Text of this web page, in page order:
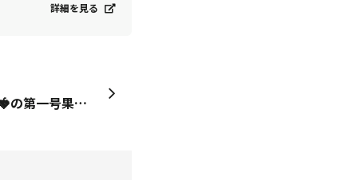
詳細を見る
待ちに待ったドルチェベリー🍓の第一号果を収穫しました🤭２年株のらくなりイチゴ🍓は今シーズンでお疲れ様🙏になるので、来年はドルチェベリー🍓に代替わりしちゃいそうです🤭甘かったよ💯😁